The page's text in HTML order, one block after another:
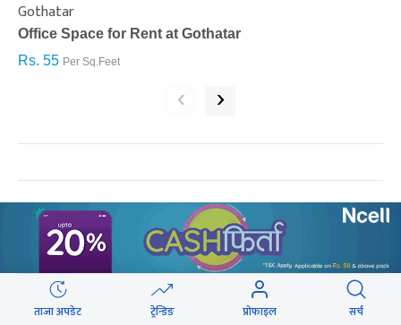
Gothatar
Office Space for Rent at Gothatar
Rs. 55 Per Sq.Feet
‹ ›
सम्बन्धित खबर
ताजा अपडेट ट्रेन्डिङ प्रोफाइल सर्च